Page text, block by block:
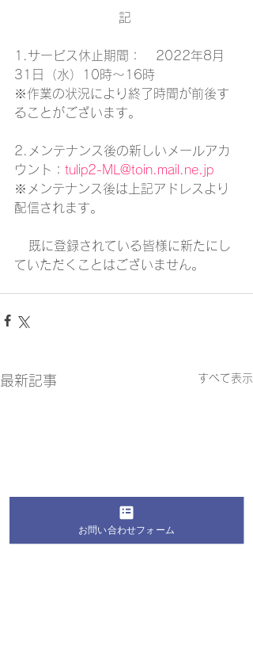
                      記
1.サービス休止期間：   2022年8月
31日（水）10時～16時
※作業の状況により終了時間が前後す
ることがございます。
2.メンテナンス後の新しいメールアカ
ウント： tulip2-ML@toin.mail.ne.jp
※メンテナンス後は上記アドレスより
配信されます。
ていただくことはございません。
最新記事 すべて表示
お問い合わせフォーム